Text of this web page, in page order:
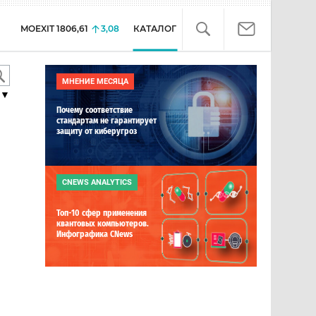
MOEXIT 1806,61 3,08 КАТАЛОГ
МНЕНИЕ МЕСЯЦА
Почему соответствие
стандартам не гарантирует
защиту от киберугроз
CNEWS ANALYTICS
Топ-10 сфер применения
квантовых компьютеров.
Инфографика CNews